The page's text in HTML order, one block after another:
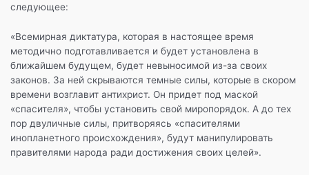
следующее:
«Всемирная диктатура, которая в настоящее время
методично подготавливается и будет установлена в
ближайшем будущем, будет невыносимой из-за своих
законов. За ней скрываются темные силы, которые в скором
времени возглавит антихрист. Он придет под маской
«спасителя», чтобы установить свой миропорядок. А до тех
пор двуличные силы, притворяясь «спасителями
инопланетного происхождения», будут манипулировать
правителями народа ради достижения своих целей».